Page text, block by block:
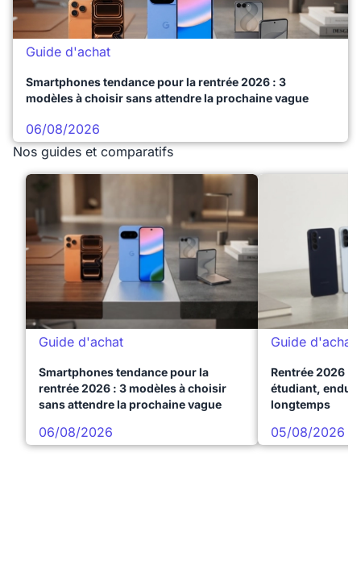
Guide d'achat
Smartphones tendance pour la rentrée 2026 : 3
modèles à choisir sans attendre la prochaine vague
06/08/2026
Nos guides et comparatifs
Guide d'achat
Smartphones tendance pour la
rentrée 2026 : 3 modèles à choisir
sans attendre la prochaine vague
06/08/2026
Guide d'achat
Rentrée 2026 :
étudiant,
longtemps
05/08/2026